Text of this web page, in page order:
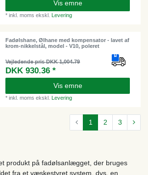
Vis emne
*inkl. moms ekskl.Levering
Fadølshane, Ølhane med kompensator - lavet af
krom-nikkelstål, model - V10, poleret
Vejledende pris DKK 1,004.79
DKK 930.36 *
Vis emne
*inkl. moms ekskl.Levering
1 2 3
produkt på fadølsanlægget, der bruges
fra et væskestyret system, dvs. en